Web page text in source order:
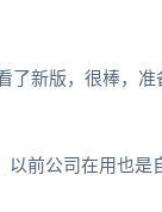
了新版，很棒，
以前公司在用也是